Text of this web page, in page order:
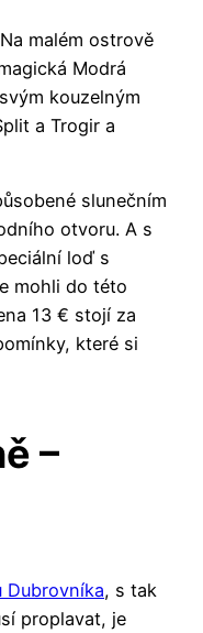
malém ostrově
Modrá
kouzelným
a Trogir a
slunečním
otvoru. A s
loď s
mohli do této
13 € stojí za
které si
–
Dubrovníka, s tak
proplavat, je